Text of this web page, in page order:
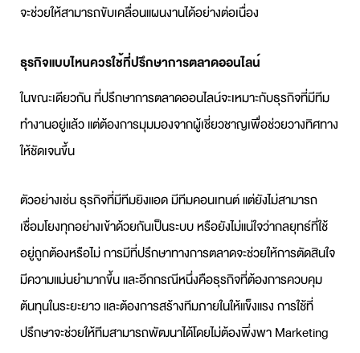
จะช่วยให้สามารถขับเคลื่อนแผนงานได้อย่างต่อเนื่อง
ธุรกิจแบบไหนควรใช้ที่ปรึกษาการตลาดออนไลน์
ในขณะเดียวกันที่ปรึกษาการตลาดออนไลน์จะเหมาะกับธุรกิจที่มีทีม
ทำงานอยู่แล้ว แต่ต้องการมุมมองจากผู้เชี่ยวชาญเพื่อช่วยวางทิศทาง
ให้ชัดเจนขึ้น
ตัวอย่างเช่น ธุรกิจที่มีทีมยิงแอด มีทีมคอนเทนต์ แต่ยังไม่สามารถ
เชื่อมโยงทุกอย่างเข้าด้วยกันเป็นระบบ หรือยังไม่แน่ใจว่ากลยุทธ์ที่ใช้
อยู่ถูกต้องหรือไม่ การมีที่ปรึกษาทางการตลาดจะช่วยให้การตัดสินใจ
มีความแม่นยำมากขึ้น และอีกกรณีหนึ่งคือธุรกิจที่ต้องการควบคุม
ต้นทุนในระยะยาว และต้องการสร้างทีมภายในให้แข็งแรง การใช้ที่
ปรึกษาจะช่วยให้ทีมสามารถพัฒนาได้โดยไม่ต้องพึ่งพาMarketing